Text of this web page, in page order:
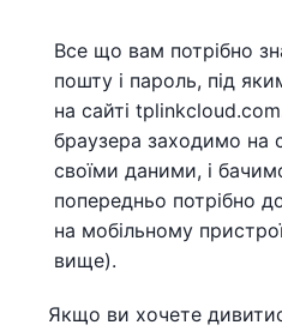
Все що вам потрібно
пошту і пароль, під
на сайті
браузера заходимо на
своїми даними, і
попередньо потрібно
на мобільному
вище).
Якщо ви хочете